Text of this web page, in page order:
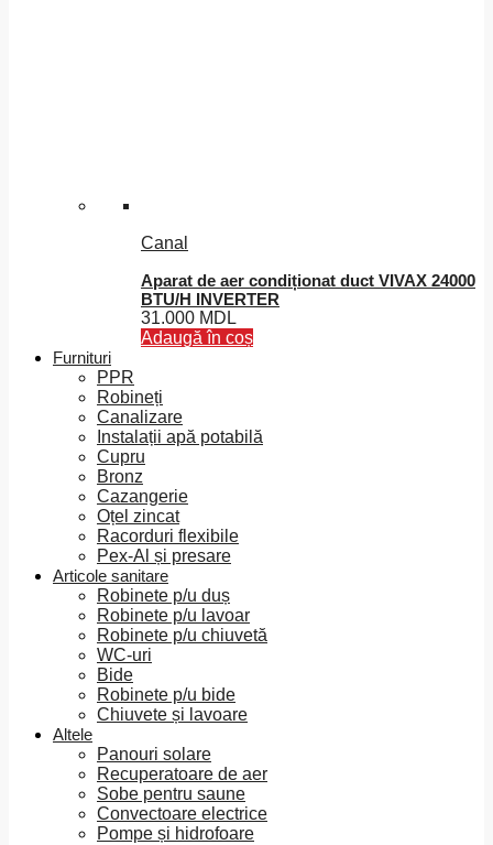
Canal
Aparat de aer condiționat duct VIVAX 24000
BTU/H INVERTER
31.000 MDL
Adaugă în coș
Furnituri
PPR
Robineți
Canalizare
Instalații apă potabilă
Cupru
Bronz
Cazangerie
Oțel zincat
Racorduri flexibile
Pex-Al și presare
Articole sanitare
Robinete p/u duș
Robinete p/u lavoar
Robinete p/u chiuvetă
WC-uri
Bide
Robinete p/u bide
Chiuvete și lavoare
Altele
Panouri solare
Recuperatoare de aer
Sobe pentru saune
Convectoare electrice
Pompe și hidrofoare